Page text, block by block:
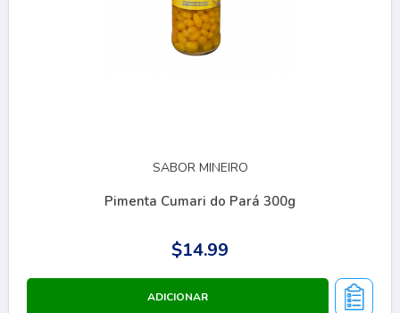
SABOR MINEIRO
Pimenta Cumari do Pará 300g
$14.99